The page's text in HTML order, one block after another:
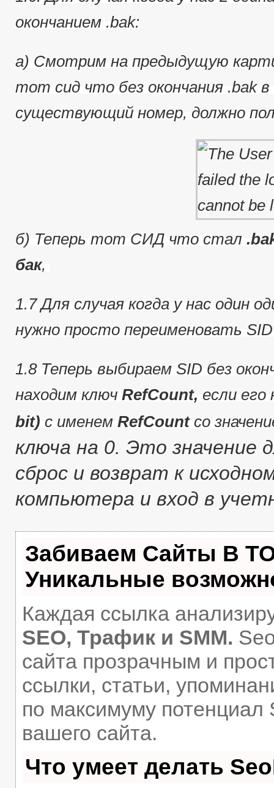
окончанием .bak:
a) Смотрим на предыдущую
тот сид что без окончания .bak
существующий номер, должно
б) Теперь тот СИД что стал
бак,
1.7 Для случая когда у нас один
нужно просто переименовать
1.8 Теперь выбираем SID без
находим ключ RefCount, если
bit) с именем RefCountсо
ключа на 0. Это значение
сброс и возврат к
компьютера и вход в
Забиваем Сайты В
Уникальные
Каждая ссылка
SEO, Трафик и SMM.
сайта прозрачным и
ссылки, статьи,
по максимуму
вашего сайта.
Что умеет делать